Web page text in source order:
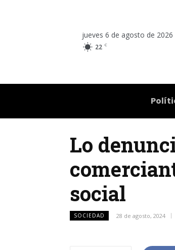
jueves 6 de agosto de 2026
22 C
Lo
social
SOCIEDAD 28 de agosto, 2024